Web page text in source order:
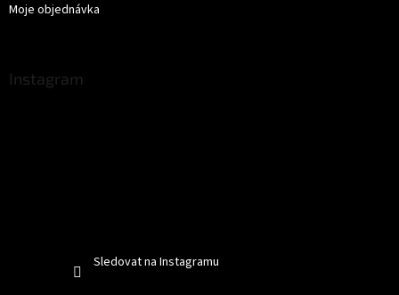
Moje objednávka
Instagram
Sledovat na Instagramu